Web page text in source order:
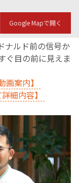
Google Mapで開く
ナルド前の信号か
ぐ目の前に見えま
画案内】
細内容】